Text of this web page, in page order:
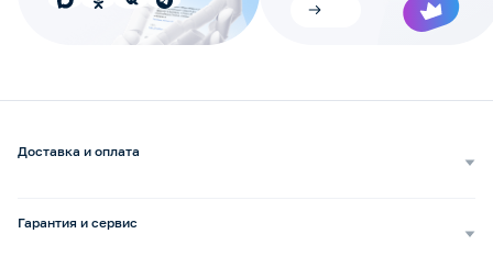
Доставка и оплата
Гарантия и сервис